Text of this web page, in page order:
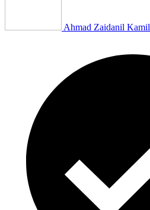
Ahmad Zaidanil Kamil